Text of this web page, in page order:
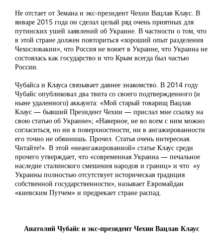
Не отстает от Земана и экс-президент Чехии Вацлав Клаус. В
январе 2015 года он сделал целый ряд очень приятных для
путинских ушей заявлений об Украине. В частности о том, что
в этой стране должен повториться «хороший опыт разделения
Чехословакии», что Россия не воюет в Украине, что Украина не
состоялась как государство и что Крым всегда был частью
России.
Чубайса и Клауса связывает давнее знакомство. В 2014 году
Чубайс опубликовал два твита со своего подтвержденного (и
ныне удаленного) аккаунта: «Мой старый товарищ Вацлав
Клаус — бывший Президент Чехии — прислал мне ссылку на
свою статью об Украине»; «Наверное, не во всем с ним можно
согласиться, но ни в поверхностности, ни в ангажированности
его точно не обвинишь. Прочел. Статья очень интересная.
Читайте!». В этой «неангажированной» статье Клаус среди
прочего утверждает, что «современная Украина — печальное
наследие сталинского смешения народов и границ» и что «у
Украины полностью отсутствует историческая традиция
собственной государственности», называет Евромайдан
«киевским Путчем» и предрекает стране распад.
Анатолий Чубайс и экс-президент Чехии Вацлав Клаус